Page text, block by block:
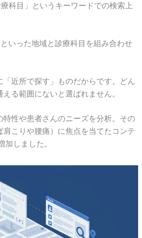
科目」というキーワードでの検索上
いった地域と診療科目を組み合わせ
近所で探す」ものだからです。どん
る範囲にないと選ばれません。
性や患者さんのニーズを分析。その
こりや腰痛）に焦点を当てたコンテ
しました。